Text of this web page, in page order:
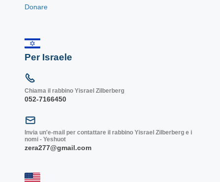
Donare
Per Israele
Chiama il rabbino Yisrael Zilberberg
052-7166450
Invia un'e-mail per contattare il rabbino Yisrael Zilberberg e i
nomi - Yeshuot
zera277@gmail.com